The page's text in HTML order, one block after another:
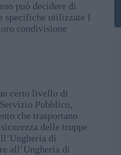
può decidere di
specifiche utilizzate I
condivisione
certo livello di
Pubblico,
che trasportano
delle truppe
di
all’Ungheria di